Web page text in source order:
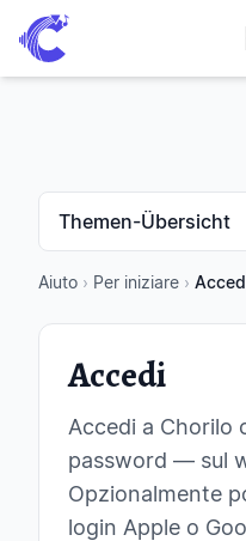
Themen-Übersicht
Aiuto › Per iniziare ›
Accedi
Accedi a Chorilo
password — sul
Opzionalmente
login Apple o